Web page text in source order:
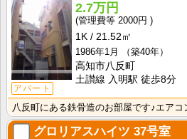
アパート
2.7万円
2000円
1K
21.52㎡
1986年1月
（築40年）
高知市八反町
土讃線 入明駅 徒歩8分
グロリアスハイツ 37号室